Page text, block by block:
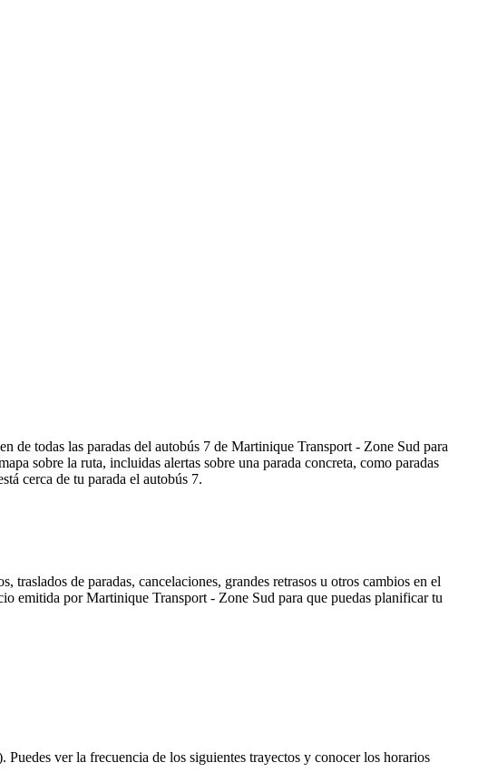
de todas las paradas del autobús 7 de Martinique Transport - Zone Sud para
sobre la ruta, incluidas alertas sobre una parada concreta, como paradas
cerca de tu parada el autobús 7.
de paradas, cancelaciones, grandes retrasos u otros cambios en el
emitida por Martinique Transport - Zone Sud para que puedas planificar tu
ver la frecuencia de los siguientes trayectos y conocer los horarios